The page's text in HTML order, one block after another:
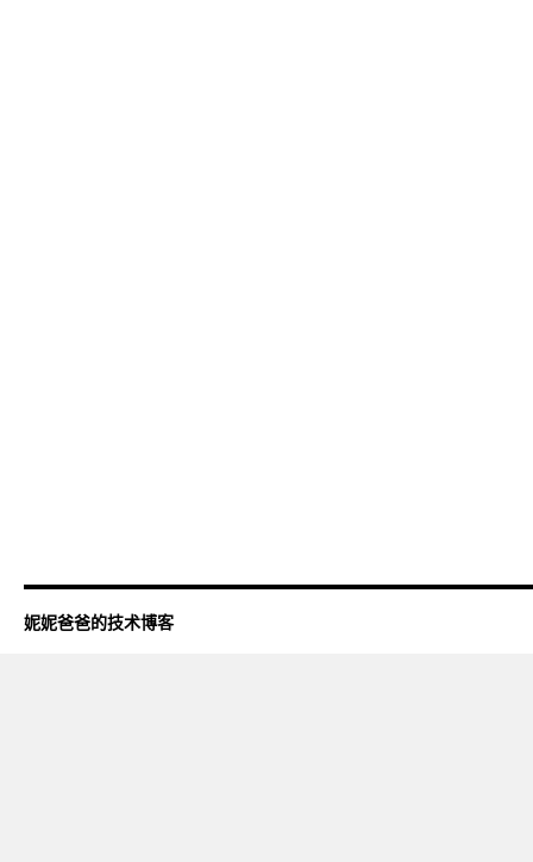
妮妮爸爸的技术博客